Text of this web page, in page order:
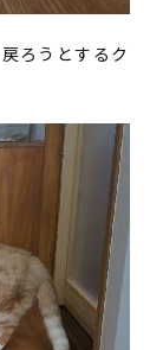
ろうとするク